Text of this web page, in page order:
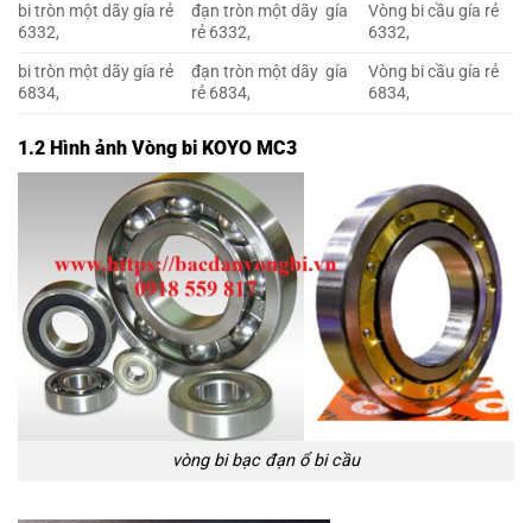
bi tròn một dãy gía rẻ
6332,
đạn tròn một dãy gía
rẻ 6332,
Vòng bi cầu gía rẻ
6332,
bi tròn một dãy gía rẻ
6834,
đạn tròn một dãy gía
rẻ 6834,
Vòng bi cầu gía rẻ
6834,
1.2 Hình ảnh Vòng bi KOYO MC3
vòng bi bạc đạn ổ bi cầu